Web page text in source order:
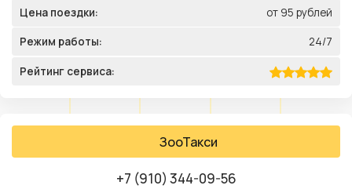
Цена поездки: от 95 рублей
Режим работы: 24/7
Рейтинг сервиса:
ЗооТакси
+7 (910) 344-09-56